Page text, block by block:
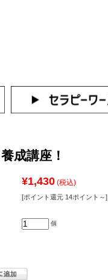
成講座！
¥1,430 (税込)
[ポイント還元 14ポイント～]
個